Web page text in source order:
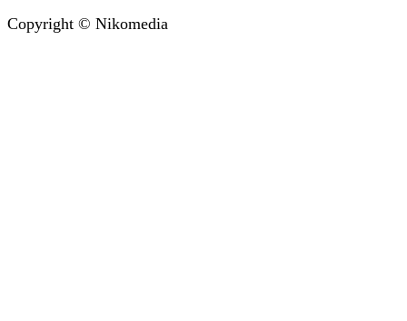
Copyright © Nikomedia